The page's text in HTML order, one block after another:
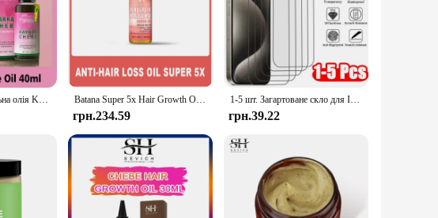
100% чиста натуральна олія Karkar Chebe Oil Batana Butter Олія для росту волосся Розмарин Відновлення пошкодженого волосся Олія проти випадіння волосся Догляд Batana Super 5x Hair Growth Oil Chebe Butter Hair Mask Rosemary Hair Regrowth Serum Fenugreek Seed Regrowth Thicken Oil Amla Oil
грн.234.59
1-5 шт. Загартоване скло для IPhone 16 15 14 13 12 11 Pro Max Захисне скло для IPhone 7 8 SE X XS XR Захисна скляна плівка
грн.39.22